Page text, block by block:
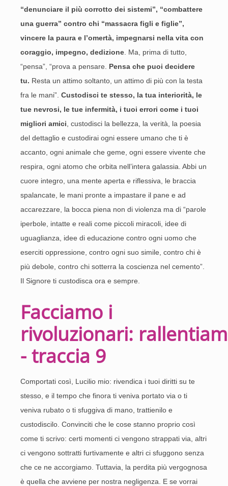
“denunciare il più corrotto dei sistemi”, “combattere
una guerra” contro chi “massacra figli e figlie”,
vincere la paura e l’omertà, impegnarsi nella vita con
coraggio, impegno, dedizione . Ma, prima di tutto,
“pensa”, “prova a pensare.
Pensa che puoi decidere
tu. Resta un attimo soltanto, un attimo di più con la testa
fra le mani”. Custodisci te stesso, la tua interiorità, le
tue nevrosi, le tue infermità, i tuoi errori come i tuoi
migliori amici , custodisci la bellezza, la verità, la poesia
del dettaglio e custodirai ogni essere umano che ti è
accanto, ogni animale che geme, ogni essere vivente che
respira, ogni atomo che orbita nell’intera galassia. Abbi un
cuore integro, una mente aperta e riflessiva, le braccia
spalancate, le mani pronte a impastare il pane e ad
accarezzare, la bocca piena non di violenza ma di “parole
iperbole, intatte e reali come piccoli miracoli, idee di
uguaglianza, idee di educazione contro ogni uomo che
eserciti oppressione, contro ogni suo simile, contro chi è
più debole, contro chi sotterra la coscienza nel cemento”.
Il Signore ti custodisca ora e sempre.
Facciamo i
rivoluzionari:
- traccia 9
Comportati così, Lucilio mio: rivendica i tuoi diritti su te
stesso, e il tempo che finora ti veniva portato via o ti
veniva rubato o ti sfuggiva di mano, trattienilo e
custodiscilo. Convinciti che le cose stanno proprio così
come ti scrivo: certi momenti ci vengono strappati via, altri
ci vengono sottratti furtivamente e altri ci sfuggono senza
che ce ne accorgiamo. Tuttavia, la perdita più vergognosa
è quella che avviene per nostra negligenza. E se vorrai